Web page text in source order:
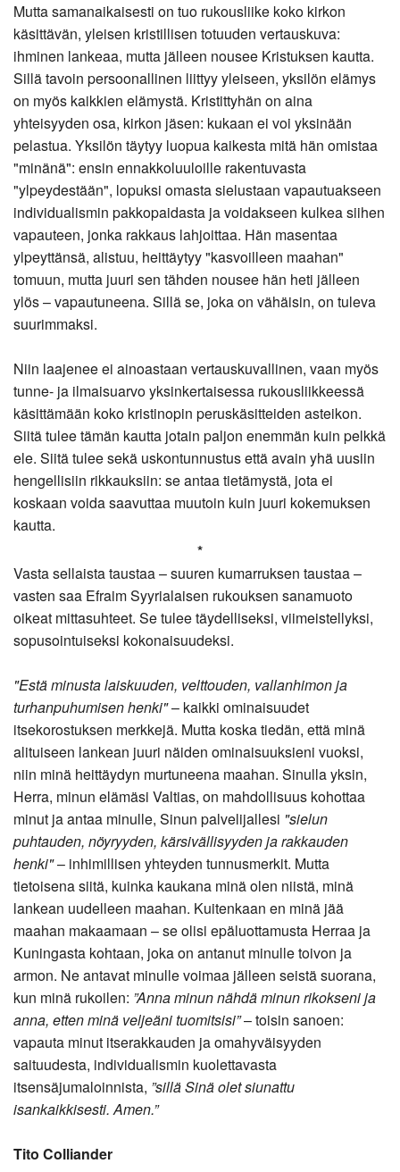
Mutta samanaikaisesti on tuo rukousliike koko kirkon
käsittävän, yleisen kristillisen totuuden vertauskuva:
ihminen lankeaa, mutta jälleen nousee Kristuksen kautta.
Sillä tavoin persoonallinen liittyy yleiseen, yksilön elämys
on myös kaikkien elämystä. Kristittyhän on aina
yhteisyyden osa, kirkon jäsen: kukaan ei voi yksinään
pelastua. Yksilön täytyy luopua kaikesta mitä hän omistaa
"minänä": ensin ennakkoluuloille rakentuvasta
"ylpeydestään", lopuksi omasta sielustaan vapautuakseen
individualismin pakkopaidasta ja voidakseen kulkea siihen
vapauteen, jonka rakkaus lahjoittaa. Hän masentaa
ylpeyttänsä, alistuu, heittäytyy "kasvoilleen maahan"
tomuun, mutta juuri sen tähden nousee hän heti jälleen
ylös – vapautuneena. Sillä se, joka on vähäisin, on tuleva
suurimmaksi.
Niin laajenee ei ainoastaan vertauskuvallinen, vaan myös
tunne- ja ilmaisuarvo yksinkertaisessa rukousliikkeessä
käsittämään koko kristinopin peruskäsitteiden asteikon.
Siitä tulee tämän kautta jotain paljon enemmän kuin pelkkä
ele. Siitä tulee sekä uskontunnustus että avain yhä uusiin
hengellisiin rikkauksiin: se antaa tietämystä, jota ei
koskaan voida saavuttaa muutoin kuin juuri kokemuksen
kautta.
*
Vasta sellaista taustaa – suuren kumarruksen taustaa –
vasten saa Efraim Syyrialaisen rukouksen sanamuoto
oikeat mittasuhteet. Se tulee täydelliseksi, viimeistellyksi,
sopusointuiseksi kokonaisuudeksi.
"Estä minusta laiskuuden, velttouden, vallanhimon ja
turhanpuhumisen henki"– kaikki ominaisuudet
itsekorostuksen merkkejä. Mutta koska tiedän, että minä
alituiseen lankean juuri näiden ominaisuuksieni vuoksi,
niin minä heittäydyn murtuneena maahan. Sinulla yksin,
Herra, minun elämäsi Valtias, on mahdollisuus kohottaa
minut ja antaa minulle, Sinun palvelijallesi "sielun
puhtauden, nöyryyden, kärsivällisyyden ja rakkauden
henki"– inhimillisen yhteyden tunnusmerkit. Mutta
tietoisena siitä, kuinka kaukana minä olen niistä, minä
lankean uudelleen maahan. Kuitenkaan en minä jää
maahan makaamaan – se olisi epäluottamusta Herraa ja
Kuningasta kohtaan, joka on antanut minulle toivon ja
armon. Ne antavat minulle voimaa jälleen seistä suorana,
kun minä rukoilen: ”Anna minun nähdä minun rikokseni ja
anna, etten minä veljeäni tuomitsisi”– toisin sanoen:
vapauta minut itserakkauden ja omahyväisyyden
saituudesta, individualismin kuolettavasta
itsensäjumaloinnista, ”sillä Sinä olet siunattu
isankaikkisesti. Amen.”
Tito Colliander